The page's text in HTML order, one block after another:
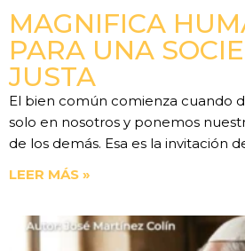
MAGNIFICA
PARA UNA
JUSTA
El bien común comienza cuando
solo en nosotros y ponemos
de los demás. Esa es la invitación
LEER MÁS »